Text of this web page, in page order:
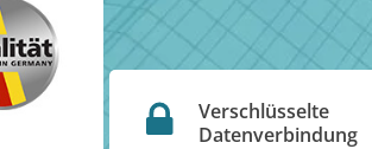
Verschlüsselte
Datenverbindung